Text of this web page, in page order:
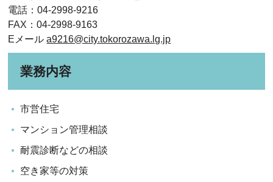
電話：04-2998-9216
FAX：04-2998-9163
Eメールa9216@city.tokorozawa.lg.jp
業務内容
市営住宅
マンション管理相談
耐震診断などの相談
空き家等の対策